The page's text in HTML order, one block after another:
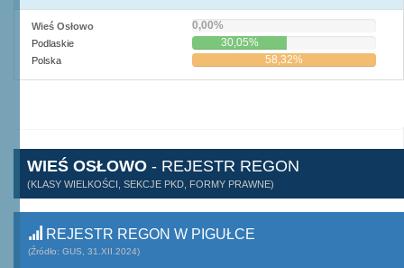
Wieś Osłowo 0,00%
Podlaskie 30,05%
Polska 58,32%
WIEŚ OSŁOWO - REJESTR REGON
(KLASY WIELKOŚCI, SEKCJE PKD, FORMY PRAWNE)
REJESTR REGON W PIGUŁCE
(Źródło: GUS, 31.XII.2024)